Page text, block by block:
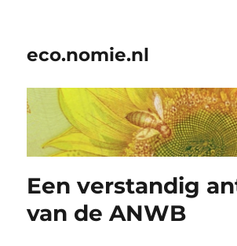
eco.nomie.nl
Een verstandig
van de ANWB